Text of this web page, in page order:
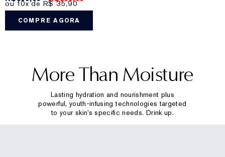
ou 10x de R$ 35,90
COMPRE AGORA
More Than Moisture
Lasting hydration and nourishment plus
powerful, youth-infusing technologies targeted
to your skin's specific needs. Drink up.